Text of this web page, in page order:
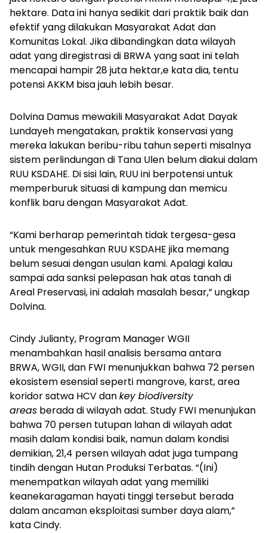
hektare. Data ini hanya sedikit dari praktik baik dan
efektif yang dilakukan Masyarakat Adat dan
Komunitas Lokal. Jika dibandingkan data wilayah
adat yang diregistrasi di BRWA yang saat ini telah
mencapai hampir 28 juta hektar,e kata dia, tentu
potensi AKKM bisa jauh lebih besar.
Dolvina Damus mewakili Masyarakat Adat Dayak
Lundayeh mengatakan, praktik konservasi yang
mereka lakukan beribu-ribu tahun seperti misalnya
sistem perlindungan di Tana Ulen belum diakui dalam
RUU KSDAHE. Di sisi lain, RUU ini berpotensi untuk
memperburuk situasi di kampung dan memicu
konflik baru dengan Masyarakat Adat.
“Kami berharap pemerintah tidak tergesa-gesa
untuk mengesahkan RUU KSDAHE jika memang
belum sesuai dengan usulan kami. Apalagi kalau
sampai ada sanksi pelepasan hak atas tanah di
Areal Preservasi, ini adalah masalah besar,” ungkap
Dolvina.
Cindy Julianty, Program Manager WGII
menambahkan hasil analisis bersama antara
BRWA, WGII, dan FWI menunjukkan bahwa 72 persen
ekosistem esensial seperti mangrove, karst, area
koridor satwa HCV dankey biodiversity
areas berada di wilayah adat. Study FWI menunjukan
bahwa 70 persen tutupan lahan di wilayah adat
masih dalam kondisi baik, namun dalam kondisi
demikian, 21,4 persen wilayah adat juga tumpang
tindih dengan Hutan Produksi Terbatas. “(Ini)
menempatkan wilayah adat yang memiliki
keanekaragaman hayati tinggi tersebut berada
dalam ancaman eksploitasi sumber daya alam,”
kata Cindy.